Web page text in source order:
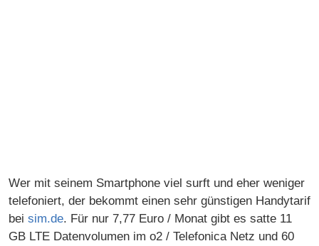
Wer mit seinem Smartphone viel surft und eher weniger
telefoniert, der bekommt einen sehr günstigen Handytarif
bei sim.de. Für nur 7,77 Euro / Monat gibt es satte 11
GB LTE Datenvolumen im o2 / Telefonica Netz und 60